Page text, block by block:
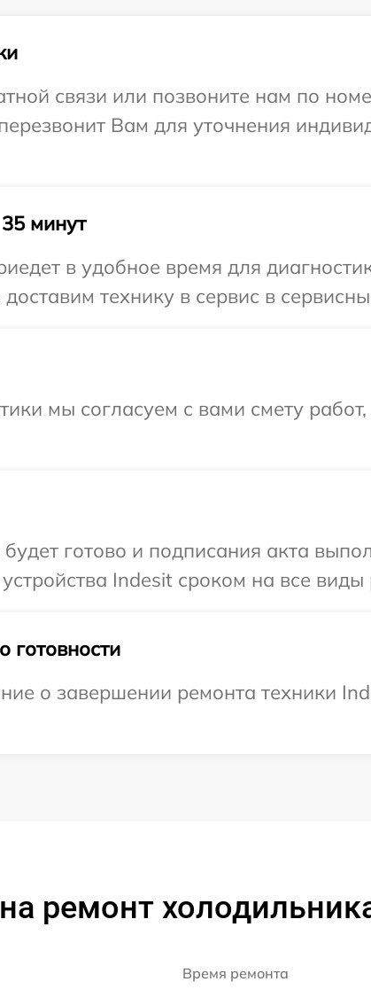
связи или позвоните нам по
Вам для уточнения
минут
в удобное время для
технику в сервис в
мы согласуем с вами смету
будет готово и подписания акта
Indesit сроком на все виды
о завершении ремонта техники
ремонт
Время ремонта